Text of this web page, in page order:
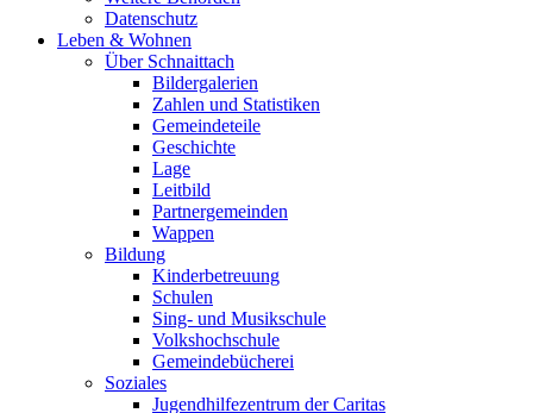
Datenschutz
Leben & Wohnen
Über Schnaittach
Bildergalerien
Zahlen und Statistiken
Gemeindeteile
Geschichte
Lage
Leitbild
Partnergemeinden
Wappen
Bildung
Kinderbetreuung
Schulen
Sing- und Musikschule
Volkshochschule
Gemeindebücherei
Soziales
Jugendhilfezentrum der Caritas